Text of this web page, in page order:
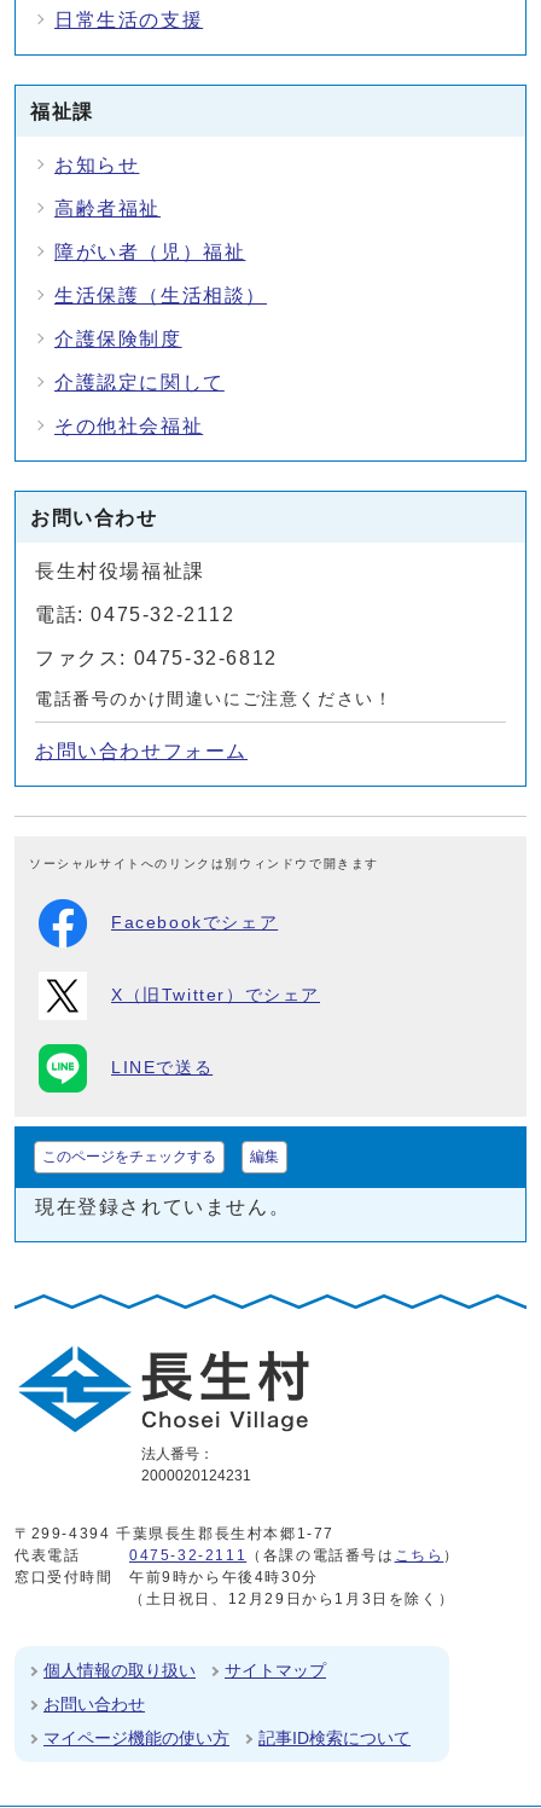
日常生活の支援
福祉課
お知らせ
高齢者福祉
障がい者（児）福祉
生活保護（生活相談）
介護保険制度
介護認定に関して
その他社会福祉
お問い合わせ
長生村役場福祉課
電話: 0475-32-2112
ファクス: 0475-32-6812
電話番号のかけ間違いにご注意ください！
お問い合わせフォーム
ソーシャルサイトへのリンクは別ウィンドウで開きます
Facebookでシェア
X（旧Twitter）でシェア
LINEで送る
このページをチェックする 編集
現在登録されていません。
法人番号：
2000020124231
〒299-4394 千葉県長生郡長生村本郷1-77
代表電話
0475-32-2111 （各課の電話番号は こちら ）
窓口受付時間
午前9時から午後4時30分
（土日祝日、12月29日から1月3日を除く）
個人情報の取り扱い
サイトマップ
お問い合わせ
マイページ機能の使い方
記事ID検索について